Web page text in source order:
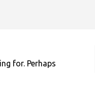
for. Perhaps